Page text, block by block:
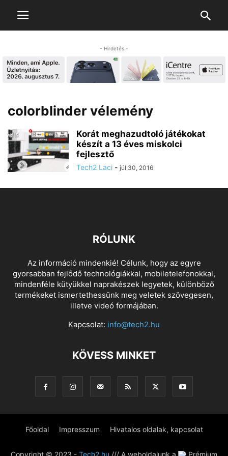
- Hirdetés -
colorblinder vélemény
Korát meghazudtoló játékokat
készít a 13 éves miskolci
fejlesztő
Tech2 Laci - júl 30, 2016
RÓLUNK
Az információ mindenkié! Célunk, hogy az egyre
gyorsabban fejlődő technológiákkal, mobiletelefonokkal,
mindenféle kütyükkel naprakészek legyetek, különböző
termékeket ismertethessünk meg veletek szövegesen,
illetve videó formájában.
Kapcsolat: info@tech2.hu
KÖVESS MINKET
Főoldal Impresszum Hivatalos oldalak, kapcsolat